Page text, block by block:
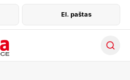
El. paštas